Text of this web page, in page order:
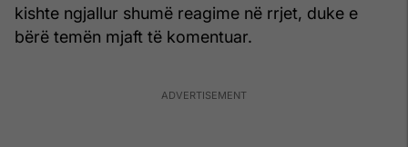
kishte ngjallur shumë reagime në rrjet, duke e
bërë temën mjaft të komentuar.